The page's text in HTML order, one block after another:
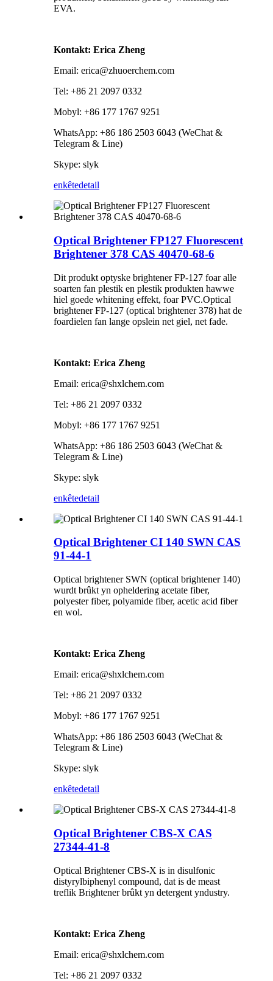
EVA.
Kontakt: Erica Zheng
Email: erica@zhuoerchem.com
Tel: +86 21 2097 0332
Mobyl: +86 177 1767 9251
WhatsApp: +86 186 2503 6043 (WeChat &
Telegram & Line)
Skype: slyk
enkêtedetail
Optical Brightener FP127 Fluorescent
Brightener 378 CAS 40470-68-6
Dit produkt optyske brightener FP-127 foar alle
soarten fan plestik en plestik produkten hawwe
hiel goede whitening effekt, foar PVC.Optical
brightener FP-127 (optical brightener 378) hat de
foardielen fan lange opslein net giel, net fade.
Kontakt: Erica Zheng
Email: erica@shxlchem.com
Tel: +86 21 2097 0332
Mobyl: +86 177 1767 9251
WhatsApp: +86 186 2503 6043 (WeChat &
Telegram & Line)
Skype: slyk
enkêtedetail
Optical Brightener CI 140 SWN CAS
91-44-1
Optical brightener SWN (optical brightener 140)
wurdt brûkt yn opheldering acetate fiber,
polyester fiber, polyamide fiber, acetic acid fiber
en wol.
Kontakt: Erica Zheng
Email: erica@shxlchem.com
Tel: +86 21 2097 0332
Mobyl: +86 177 1767 9251
WhatsApp: +86 186 2503 6043 (WeChat &
Telegram & Line)
Skype: slyk
enkêtedetail
Optical Brightener CBS-X CAS
27344-41-8
Optical Brightener CBS-X is in disulfonic
distyrylbiphenyl compound, dat is de meast
treflik Brightener brûkt yn detergent yndustry.
Kontakt: Erica Zheng
Email: erica@shxlchem.com
Tel: +86 21 2097 0332